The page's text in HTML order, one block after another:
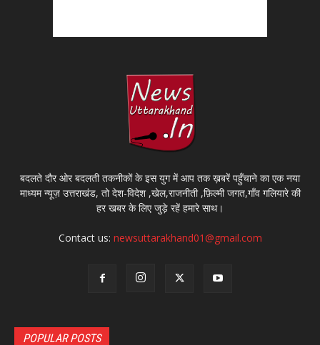
बदलते दौर ओर बदलती तकनीकों के इस युग में आप तक ख़बरें पहुँचाने का एक नया
माध्यम न्यूज़ उत्तराखंड, तो देश-विदेश ,खेल,राजनीती ,फ़िल्मी जगत,गाँव गलियारे की
हर खबर के लिए जुड़े रहें हमारे साथ।
Contact us: newsuttarakhand01@gmail.com
POPULAR POSTS